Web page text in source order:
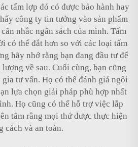
tấm lợp đó có được bảo hành hay
công ty tin tưởng vào sản phẩm
nhắc ngân sách của mình. Tấm
có thể đắt hơn so với các loại tấm
hãy nhớ rằng bạn đang đầu tư để
về sau. Cuối cùng, bạn cũng
tư vấn. Họ có thể đánh giá ngôi
lựa chọn giải pháp phù hợp nhất
Họ cũng có thể hỗ trợ việc lắp
tâm rằng mọi thứ được thực hiện
cách và an toàn.